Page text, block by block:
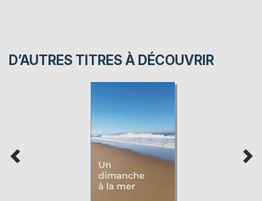
D’AUTRES TITRES À DÉCOUVRIR